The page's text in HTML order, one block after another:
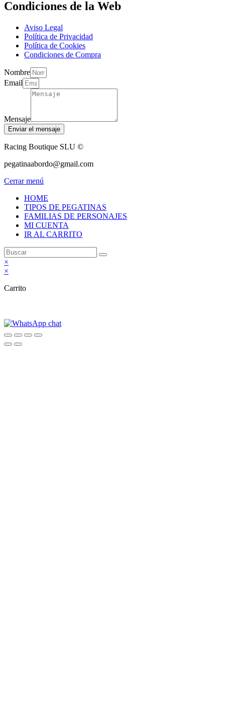
Condiciones de la Web
Aviso Legal
Política de Privacidad
Política de Cookies
Condiciones de Compra
Nombre
Email
Mensaje
Enviar el mensaje
Racing Boutique SLU ©
pegatinaabordo@gmail.com
Cerrar menú
HOME
TIPOS DE PEGATINAS
FAMILIAS DE PERSONAJES
MI CUENTA
IR AL CARRITO
×
×
Carrito